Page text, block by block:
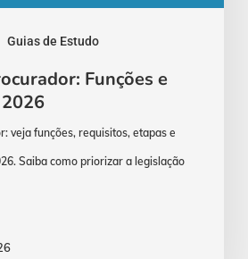
Guias de Estudo
Funções e
veja funções, requisitos, etapas e
Saiba como priorizar a legislação